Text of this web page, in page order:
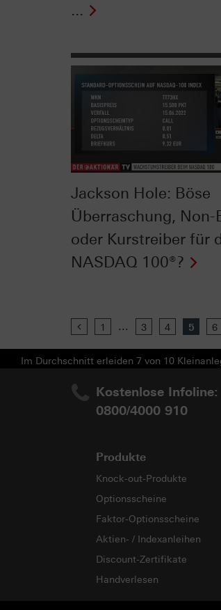
...
Jackson Hole: Böse
Überraschung, Non-
oder Kurstreiber für
NASDAQ 100®?
Previous
1 ... 3 4 5 6
Im Durchschnitt erleiden 7 von 10
Kostenlose Infoline:
0800/4000 910
Produkte
Knock-out-Produkte
Optionsscheine
Faktor-Optionsscheine
Aktien- / Indexanleihen
Discount-Zertifikate
Handverlesen